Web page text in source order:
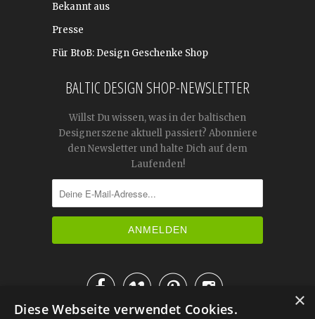
Bekannt aus
Presse
Für BtoB: Design Geschenke Shop
BALTIC DESIGN SHOP-NEWSLETTER
Willst Du wissen, was in der baltischen
Designerszene aktuell passiert? Abonniere
den Newsletter und halte Dich auf dem
Laufenden!
 ×
Diese Webseite verwendet Cookies.